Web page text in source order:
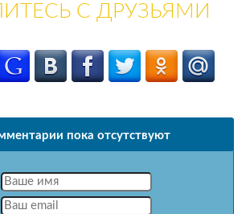
С ДРУЗЬЯМИ
пока отсутствуют